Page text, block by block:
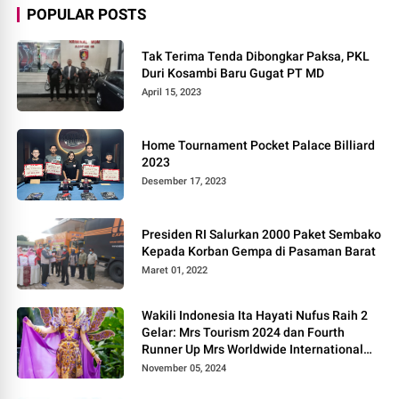
POPULAR POSTS
Tak Terima Tenda Dibongkar Paksa, PKL
Duri Kosambi Baru Gugat PT MD
April 15, 2023
Home Tournament Pocket Palace Billiard
2023
Desember 17, 2023
Presiden RI Salurkan 2000 Paket Sembako
Kepada Korban Gempa di Pasaman Barat
Maret 01, 2022
Wakili Indonesia Ita Hayati Nufus Raih 2
Gelar: Mrs Tourism 2024 dan Fourth
Runner Up Mrs Worldwide International
2024, di Pemilihan Mrs Worldwide 2024
November 05, 2024